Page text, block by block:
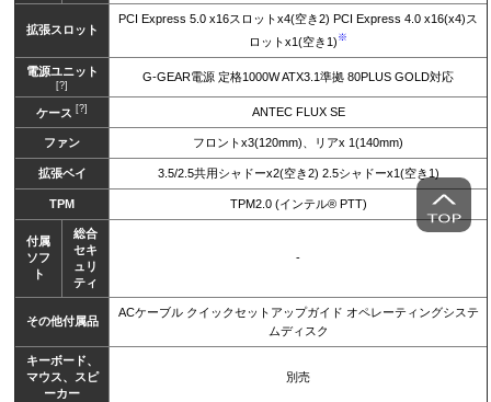
拡張スロット
PCI Express 5.0 x16スロットx4(空き2) PCI Express 4.0 x16(x4)ス
ロットx1(空き1) ※
電源ユニット
[?]
G-GEAR電源 定格1000W ATX3.1準拠 80PLUS GOLD対応
ケース [?] ANTEC FLUX SE
ファン フロントx3(120mm)、リアx 1(140mm)
拡張ベイ 3.5/2.5共用シャドーx2(空き2) 2.5シャドーx1(空き1)
TPM TPM2.0 (インテル® PTT)
付属
ソフ
ト
総合
セキ
ュリ
ティ
-
その他付属品
ACケーブル クイックセットアップガイド オペレーティングシステ
ムディスク
キーボード、
マウス、スピ
ーカー
別売